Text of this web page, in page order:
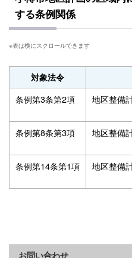
する条例関係
対象法令
条例第3条第2項 地区整備
条例第8条第3項 地区整備
条例第14条第1項 地区整備
お問い合わせ